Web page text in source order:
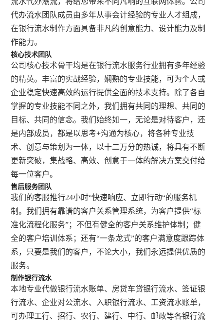
代办流水团队成员由多年从事会计经验的专业人才组成，
在银行流水制作方面具备非凡的创意能力、设计能力及制
作能力。
核心技术团队
公司核心技术骨干均是在银行流水服务行业拥有多年经验
的精英。丰富的实战经验，娴熟的专业技能，可为个人或
企业稳定快速高效的运行提供全面的技术支持。除了各自
掌握的专业技能不同之外，我们拥有共同的理想、共同的
目标、共同的信念。我们始终如一，无论是对待客户，还
是内部成员，都是以思考+沟通为核心，将各种专业技
术、创意与策划为一体，以十二万分的热诚，将具有不断
更新突破，集战略、高效、创意于一体的解决方案交付给
每一位客户。
售后服务团队
我们的客服推行24小时“快速响应、立即行动“的服务机
制。我们拥有靠谱的客户关系管理系统，为客户提供“标
准化流程化服务”；不但有健全的客户关系维护体制；健
全的客户培训体系；还有“一条龙式”的客户满意度跟踪体
系，只要是我们的客户，不论大小，我们永远提供优质的
服务。
制作银行流水
本地专业代做银行流水账单、房贷车贷银行流水、签证银
行流水、企业对公流水、入职银行流水、工资流水账单，
可办理工行、招行、农行、建行、中行、邮政等各银行流